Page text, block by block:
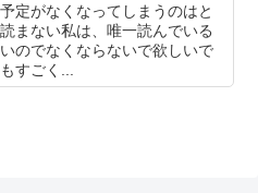
定がなくなってしまうのはと
まない私は、唯一読んでいる
のでなくならないで欲しいで
すごく...